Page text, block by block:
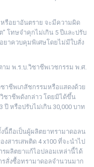
รือยาอันตราย จะมีความผิด
โทษจำคุกไม่เกิน 5 ปีและปรับ
ยาควบคุมพิเศษโดยไม่มีใบสั่ง
ม พ.ร.บ.วิชาชีพเวชกรรม พ.ศ.
าชีพเภสัชกรรมหรือแสดงด้วย
ชาชีพดังกล่าว โดยมิได้ขึ้น
หรือปรับไม่เกิน 30,000 บาท
นี้ถือเป็นผู้ผลิตยาทรามาดอลน
สารเสพติด 4 x100 ที่จะนำไป
ผลิตยาแก้ไอปลอมเหล่านี้ได้
สั่งซื้อทรามาดอลจำนวนมาก